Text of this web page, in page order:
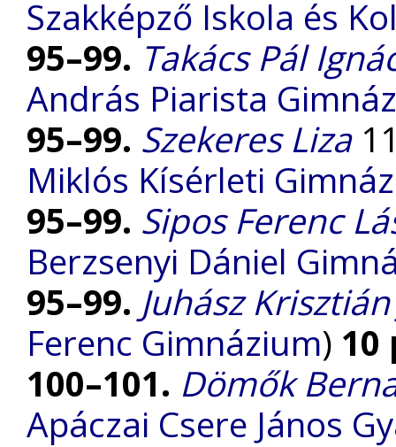
Szakképző Iskola és
95–99. Takács Pál
András Piarista
95–99. Szekeres Liza
Miklós Kísérleti
95–99. Sipos Ferenc
Berzsenyi Dániel
95–99. Juhász
Ferenc Gimnázium) 10
100–101. Dömők
Apáczai Csere János